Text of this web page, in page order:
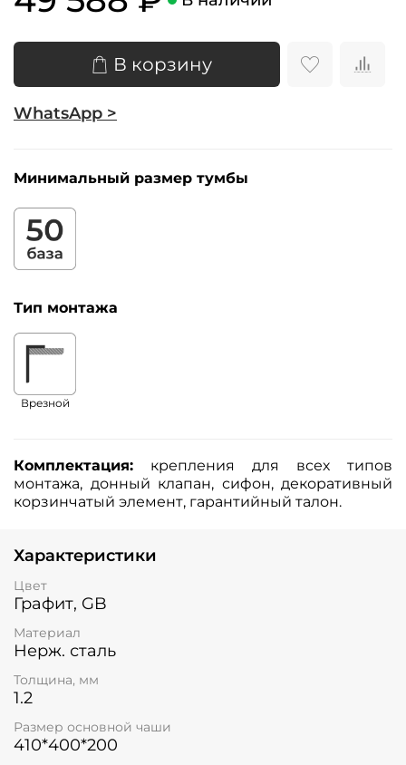
В корзину
WhatsApp >
Минимальный размер тумбы
Тип монтажа
Врезной
Комплектация: крепления для всех типов
монтажа, донный клапан, сифон, декоративный
корзинчатый элемент, гарантийный талон.
Характеристики
Цвет
Графит, GB
Материал
Нерж. сталь
Толщина, мм
1.2
Размер основной чаши
410*400*200